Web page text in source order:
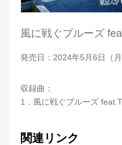
風に戦ぐブルーズ
発売日：2024年5月6日（
収録曲：
1．風に戦ぐブルーズ
関連リンク